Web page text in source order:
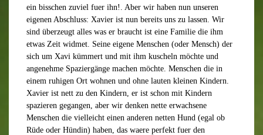
ein bisschen zuviel fuer ihn!. Aber wir haben nun unseren
eigenen Abschluss: Xavier ist nun bereits uns zu lassen. Wir
sind überzeugt alles was er braucht ist eine Familie die ihm
etwas Zeit widmet. Seine eigene Menschen (oder Mensch) der
sich um Xavi kümmert und mit ihm kuscheln möchte und
angenehme Spaziergänge machen möchte. Menschen die in
einem ruhigen Ort wohnen und ohne lauten kleinen Kindern.
Xavier ist nett zu den Kindern, er ist schon mit Kindern
spazieren gegangen, aber wir denken nette erwachsene
Menschen die vielleicht einen anderen netten Hund (egal ob
Rüde oder Hündin) haben, das waere perfekt fuer den